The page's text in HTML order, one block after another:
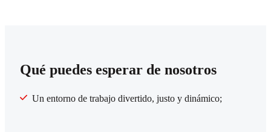
Qué puedes esperar de nosotros
Un entorno de trabajo divertido, justo y dinámico;